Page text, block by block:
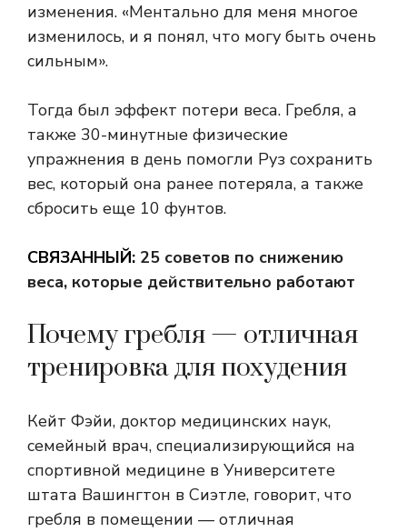
изменения. «Ментально для меня многое
изменилось, и я понял, что могу быть очень
сильным».
Тогда был эффект потери веса. Гребля, а
также 30-минутные физические
упражнения в день помогли Руз сохранить
вес, который она ранее потеряла, а также
сбросить еще 10 фунтов.
СВЯЗАННЫЙ: 25 советов по снижению
веса, которые действительно работают
Почему гребля — отличная
тренировка для похудения
Кейт Фэйи, доктор медицинских наук,
семейный врач, специализирующийся на
спортивной медицине в Университете
штата Вашингтон в Сиэтле, говорит, что
гребля в помещении — отличная